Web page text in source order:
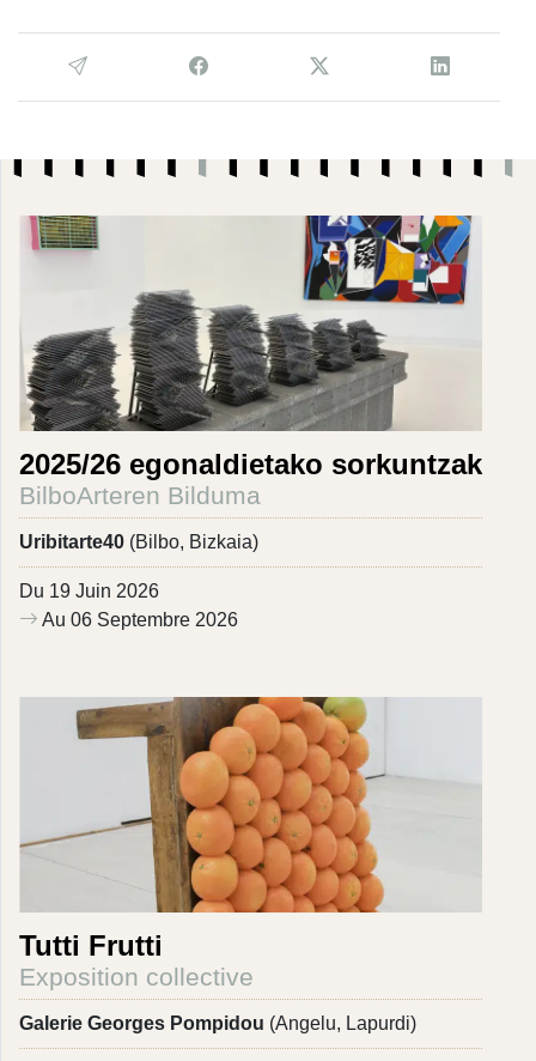
2025/26 egonaldietako sorkuntzak
BilboArteren Bilduma
Uribitarte40 (Bilbo, Bizkaia)
Du 19 Juin 2026
Au 06 Septembre 2026
Tutti Frutti
Exposition collective
Galerie Georges Pompidou (Angelu, Lapurdi)